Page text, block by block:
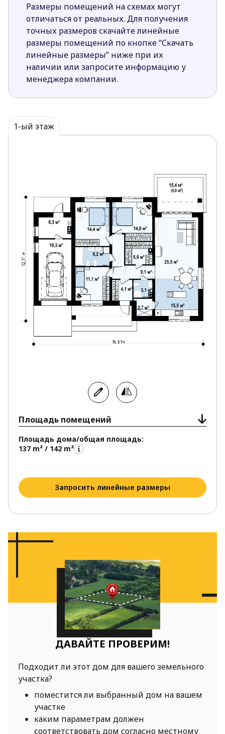
позволяет скрыть приватную часть дома от
любопытных взглядов.
Открытая кухня зрительно увеличивает
пространство гостиной и способствует ее
лучшему освещению.
Частично крытая терраса поможет
приготовить вкусный шашлык или гриль на
свежем воздухе даже в непогоду.
обеспечивает хорошее освещение в течение
всего дня.
Достаточно большая ванная комната сможет
вместить в себя всю необходимую сантехнику
и прачечную.
Кладовая, расположенная в кухне, очень
удобна для быстрого доступа к хозяйственным
принадлежностям и запасам.
Возможность обустройства жилой мансарды
на чердаке позволит значительно расширить
жилую площадь дома по мере необходимости,
а также вести строительные работы в
несколько этапов.
Архитектурный стиль дома по достоинству
оценят сторонники традиционной
архитектуры.
Размеры помещений на схемах могут
отличаться от реальных. Для получения
точных размеров скачайте линейные
размеры помещений по кнопке “Скачать
линейные размеры” ниже при их
наличии или запросите информацию у
менеджера компании.
1-ый этаж
Площадь помещений
Площадь дома/общая площадь:
137 m² / 142 m²
Запросить линейные размеры
ДАВАЙТЕ ПРОВЕРИМ!
Подходит ли этот дом для вашего земельного
участка?
поместится ли выбранный дом на вашем
участке
каким параметрам должен
соответствовать дом согласно местному